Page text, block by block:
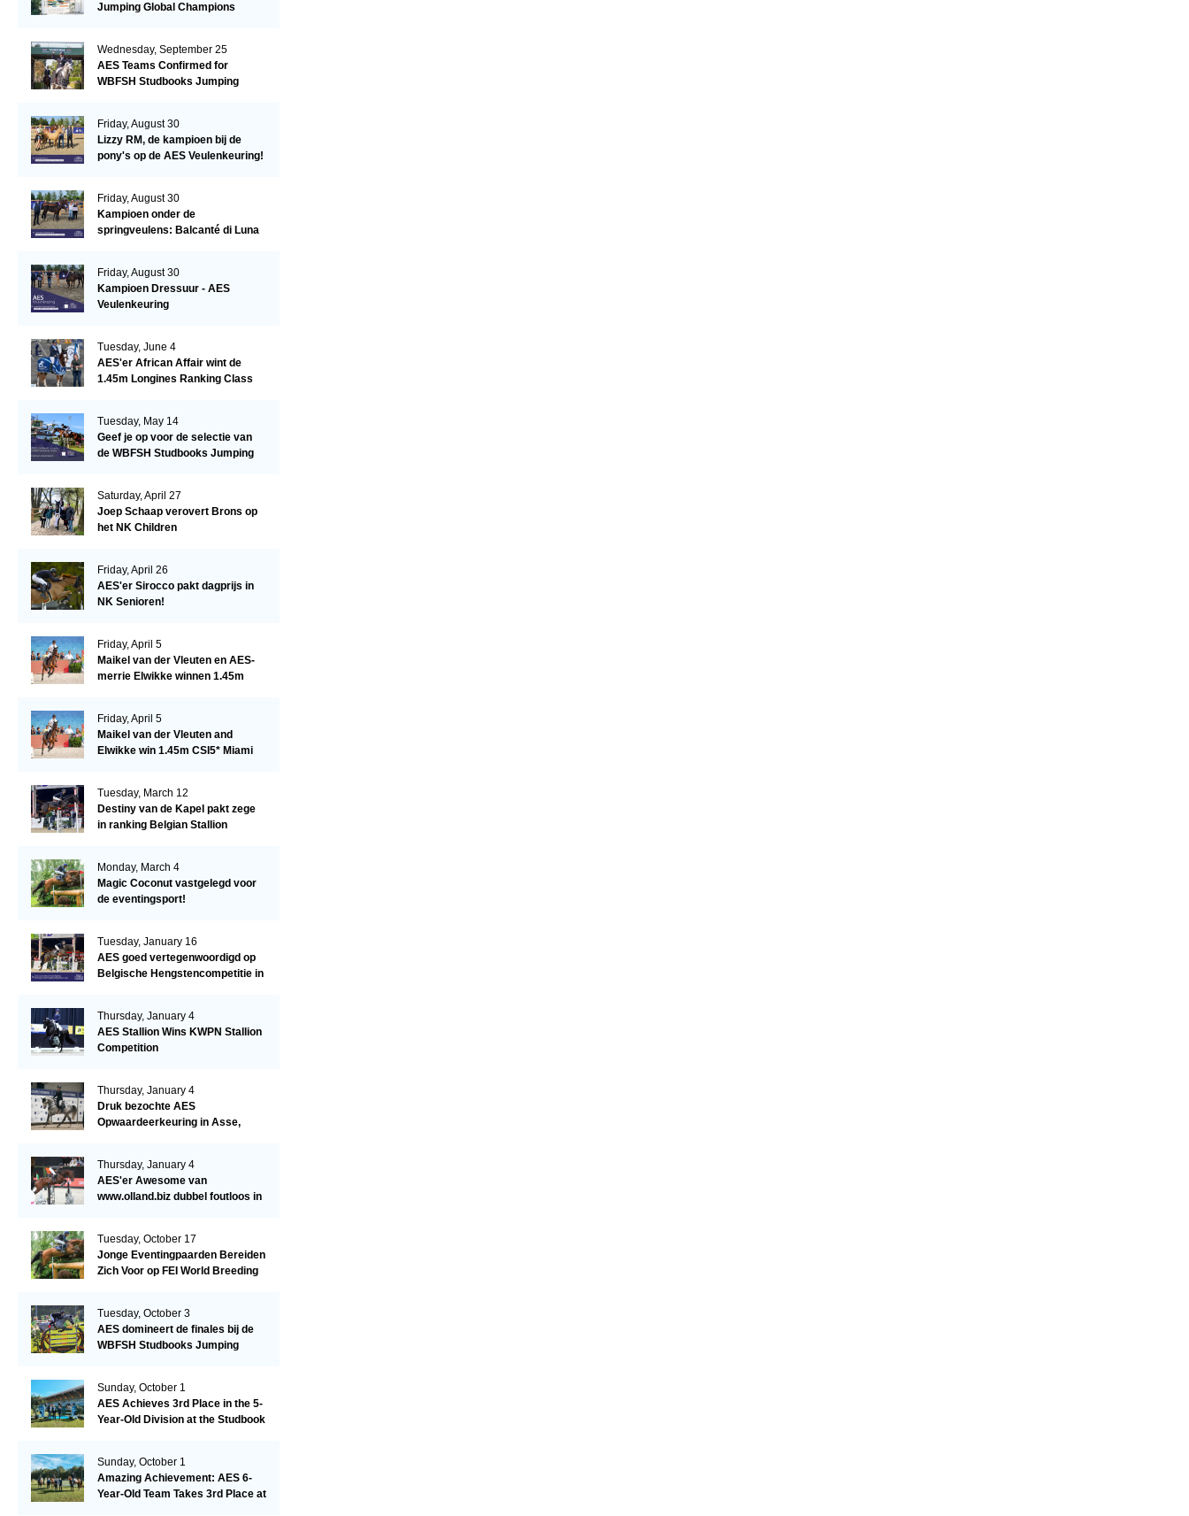
Jumping Global Champions
Wednesday, September 25
AES Teams Confirmed for
WBFSH Studbooks Jumping
Friday, August 30
Lizzy RM, de kampioen bij de
pony's op de AES Veulenkeuring!
Friday, August 30
Kampioen onder de
springveulens: Balcanté di Luna
Friday, August 30
Kampioen Dressuur - AES
Veulenkeuring
Tuesday, June 4
AES'er African Affair wint de
1.45m Longines Ranking Class
Tuesday, May 14
Geef je op voor de selectie van
de WBFSH Studbooks Jumping
Saturday, April 27
Joep Schaap verovert Brons op
het NK Children
Friday, April 26
AES'er Sirocco pakt dagprijs in
NK Senioren!
Friday, April 5
Maikel van der Vleuten en AES-
merrie Elwikke winnen 1.45m
Friday, April 5
Maikel van der Vleuten and
Elwikke win 1.45m CSI5* Miami
Tuesday, March 12
Destiny van de Kapel pakt zege
in ranking Belgian Stallion
Monday, March 4
Magic Coconut vastgelegd voor
de eventingsport!
Tuesday, January 16
AES goed vertegenwoordigd op
Belgische Hengstencompetitie in
Thursday, January 4
AES Stallion Wins KWPN Stallion
Competition
Thursday, January 4
Druk bezochte AES
Opwaardeerkeuring in Asse,
Thursday, January 4
AES'er Awesome van
www.olland.biz dubbel foutloos in
Tuesday, October 17
Jonge Eventingpaarden Bereiden
Zich Voor op FEI World Breeding
Tuesday, October 3
AES domineert de finales bij de
WBFSH Studbooks Jumping
Sunday, October 1
AES Achieves 3rd Place in the 5-
Year-Old Division at the Studbook
Sunday, October 1
Amazing Achievement: AES 6-
Year-Old Team Takes 3rd Place at